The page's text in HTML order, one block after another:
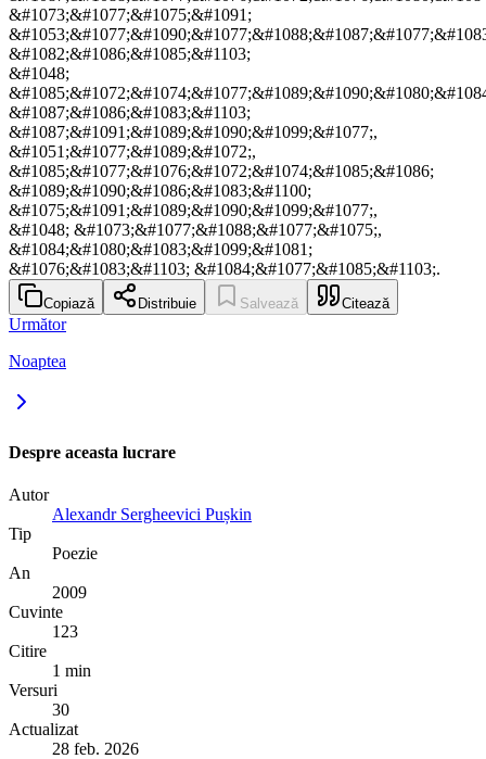
&#1073;&#1077;&#1075;&#1091;
&#1082;&#1086;&#1085;&#1103;
&#1048;
&#1087;&#1086;&#1083;&#1103;
&#1087;&#1091;&#1089;&#1090;&#1099;&#1077;,
&#1051;&#1077;&#1089;&#1072;,
&#1085;&#1077;&#1076;&#1072;&#1074;&#1085;&#1086;
&#1089;&#1090;&#1086;&#1083;&#1100;
&#1075;&#1091;&#1089;&#1090;&#1099;&#1077;,
&#1048; &#1073;&#1077;&#1088;&#1077;&#1075;,
&#1084;&#1080;&#1083;&#1099;&#1081;
&#1076;&#1083;&#1103; &#1084;&#1077;&#1085;&#1103;.
Copiază Distribuie Salvează Citează
Următor
Noaptea
Despre aceasta lucrare
Autor
Alexandr Sergheevici Pușkin
Tip
Poezie
An
2009
Cuvinte
123
Citire
1 min
Versuri
30
Actualizat
28 feb. 2026